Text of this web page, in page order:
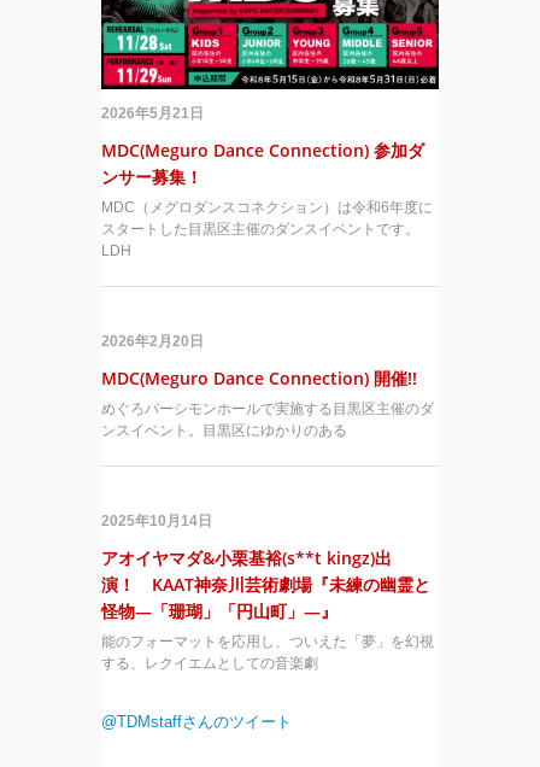
2026年5月21日
MDC(Meguro Dance Connection) 参加ダ
ンサー募集！
MDC（メグロダンスコネクション）は令和6年度に
スタートした目黒区主催のダンスイベントです。
LDH
2026年2月20日
MDC(Meguro Dance Connection) 開催!!
めぐろパーシモンホールで実施する目黒区主催のダ
ンスイベント。目黒区にゆかりのある
2025年10月14日
アオイヤマダ&小栗基裕(s**t kingz)出
演！ KAAT神奈川芸術劇場『未練の幽霊と
怪物―「珊瑚」「円山町」―』
能のフォーマットを応用し、ついえた「夢」を幻視
する、レクイエムとしての音楽劇
@TDMstaffさんのツイート